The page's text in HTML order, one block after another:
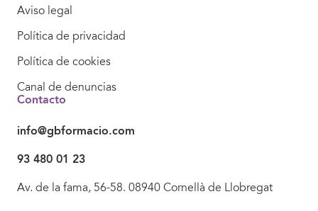
Aviso legal
Política de privacidad
Política de cookies
Canal de denuncias
Contacto
info@gbformacio.com
93 480 01 23
Av. de la fama, 56-58. 08940 Cornellà de Llobregat